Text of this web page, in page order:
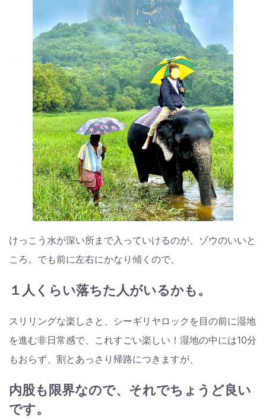
けっこう水が深い所まで入っていけるのが、ゾウのいいと
ころ。でも前に左右にかなり傾くので、
１人くらい落ちた人がいるかも。
スリリングな楽しさと、シーギリヤロックを目の前に湿地
を進む非日常感で、これすごい楽しい！湿地の中には10分
もおらず、割とあっさり帰路につきますが、
内股も限界なので、それでちょうど良い
です。